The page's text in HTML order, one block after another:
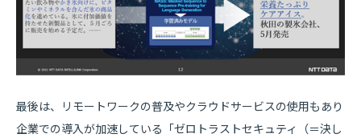
最後は、リモートワークの普及やクラウドサービスの使用もあり
企業での導入が加速している「ゼロトラストセキュティ（＝決し